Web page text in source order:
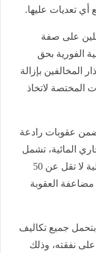
أي تعديات عليها.
على صفة
الفورية بحق
المخالفين بإزالة
المختصة لاتخاذ
عقوبات رادعة
المائية، تشمل
الحبس لمدة لا تزيد على سنة، وغرامة مالية لا تقل عن 50
ألف جنيه، مع مضاعفة العقوبة
بتحمل جميع تكاليف
على نفقته، وذلك